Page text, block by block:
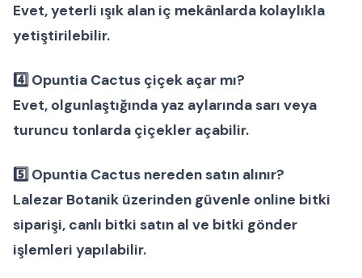
Evet, yeterli ışık alan iç mekânlarda kolaylıkla
yetiştirilebilir.
4️⃣ Opuntia Cactus çiçek açar mı?
Evet, olgunlaştığında yaz aylarında sarı veya
turuncu tonlarda çiçekler açabilir.
5️⃣ Opuntia Cactus nereden satın alınır?
Lalezar Botanik üzerinden güvenle online bitki
siparişi, canlı bitki satın al ve bitki gönder
işlemleri yapılabilir.